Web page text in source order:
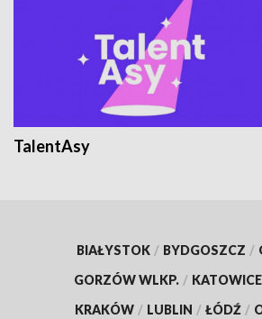
TalentAsy
BIAŁYSTOK / BYDGOSZCZ /
GORZÓW WLKP. / KATOWICE
KRAKÓW / LUBLIN / ŁÓDŹ /